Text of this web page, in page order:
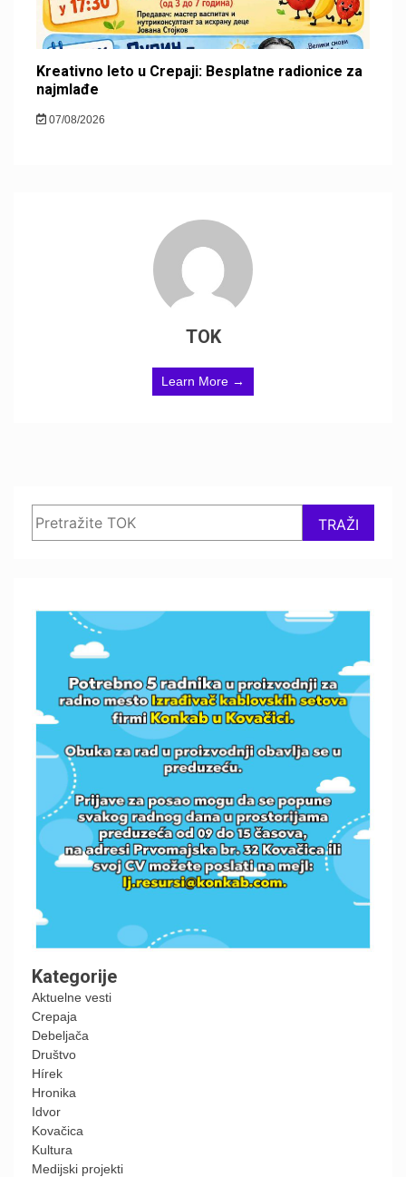
Kreativno leto u Crepaji: Besplatne radionice za
najmlađe
07/08/2026
TOK
Learn More →
TRAŽI
Kategorije
Aktuelne vesti
Crepaja
Debeljača
Društvo
Hírek
Hronika
Idvor
Kovačica
Kultura
Medijski projekti